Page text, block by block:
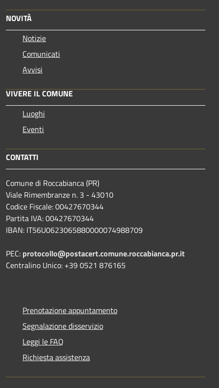
NOVITÀ
Notizie
Comunicati
Avvisi
VIVERE IL COMUNE
Luoghi
Eventi
CONTATTI
Comune di Roccabianca (PR)
Viale Rimembranze n. 3 - 43010
Codice Fiscale: 00427670344
Partita IVA: 00427670344
IBAN: IT56U0623065880000074988709
PEC: protocollo@postacert.comune.roccabianca.pr.it
Centralino Unico: +39 0521 876165
Prenotazione appuntamento
Segnalazione disservizio
Leggi le FAQ
Richiesta assistenza